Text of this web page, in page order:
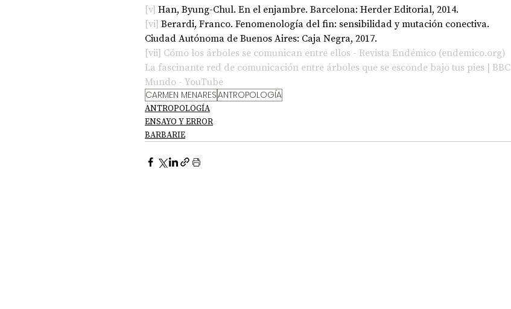
[v] Han, Byung-Chul. En el enjambre. Barcelona: Herder Editorial, 2014.
[vi] Berardi, Franco. Fenomenología del fin: sensibilidad y mutación conectiva.
Ciudad Autónoma de Buenos Aires: Caja Negra, 2017.
[vii] Cómo los árboles se comunican entre ellos - Revista Endémico (endemico.org)
La fascinante red de comunicación entre árboles que se esconde bajo tus pies | BBC
Mundo - YouTube
CARMEN MENARESANTROPOLOGÍA
ANTROPOLOGÍA
ENSAYO Y ERROR
BARBARIE